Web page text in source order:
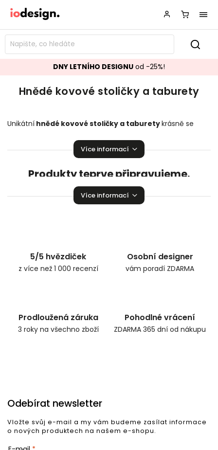
DNY LETNÍHO DESIGNU od -25%!
Hnědé kovové stoličky a taburety
Unikátní hnědé kovovéstoličky a taburetykrásně se
které budou ozdobou vaší domácnosti!
Více informací
Produkty teprve připravujeme.
Můžete se ale podívat na ostatní kategorie.
Více informací
5/5 hvězdiček
z více než 1 000 recenzí
Osobní designer
vám poradí ZDARMA
Prodloužená záruka
3 roky na všechno zboží
Pohodlné vrácení
ZDARMA 365 dní od nákupu
Odebírat newsletter
Vložte svůj e-mail a my vám budeme zasílat informace
o nových produktech na našem e-shopu.